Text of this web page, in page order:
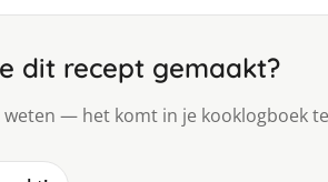
dit recept gemaakt?
weten — het komt in je kooklogboek